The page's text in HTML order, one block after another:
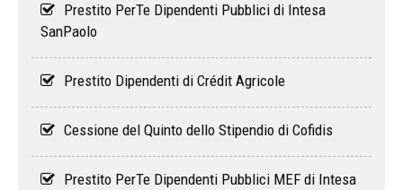
Prestito PerTe Dipendenti Pubblici di Intesa
SanPaolo
Prestito Dipendenti di Crédit Agricole
Cessione del Quinto dello Stipendio di Cofidis
Prestito PerTe Dipendenti Pubblici MEF di Intesa